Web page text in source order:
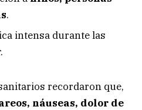
.
intensa durante las
recordaron que,
náuseas, dolor de